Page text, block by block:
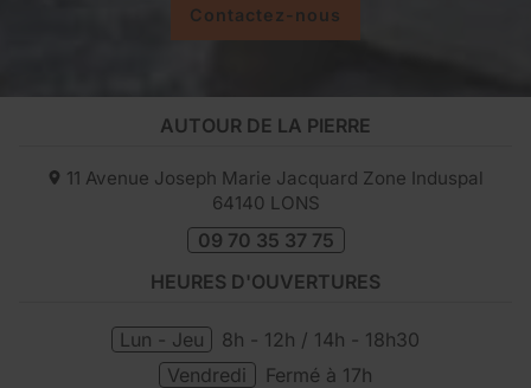
Contactez-nous
AUTOUR DE LA PIERRE
11 Avenue Joseph Marie Jacquard Zone Induspal
64140 LONS
09 70 35 37 75
HEURES D'OUVERTURES
Lun - Jeu
8h - 12h / 14h - 18h30
Vendredi
Fermé à 17h